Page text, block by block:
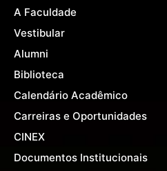
k
f
A Faculdade
Vestibular
Alumni
Biblioteca
Calendário Acadêmico
Carreiras e Oportunidades
CINEX
Documentos Institucionais